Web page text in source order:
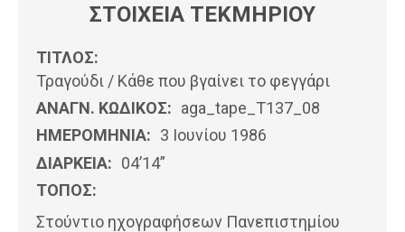
ΣΤΟΙΧΕΙΑ ΤΕΚΜΗΡΙΟΥ
ΤΙΤΛΟΣ:
Τραγούδι / Κάθε που βγαίνει το φεγγάρι
ΑΝΑΓΝ. ΚΩΔΙΚΟΣ: aga_tape_T137_08
ΗΜΕΡΟΜΗΝΊΑ: 3 Ιουνίου 1986
ΔΙΑΡΚΕΙΑ: 04’14”
ΤΟΠΟΣ:
Στούντιο ηχογραφήσεων Πανεπιστημίου